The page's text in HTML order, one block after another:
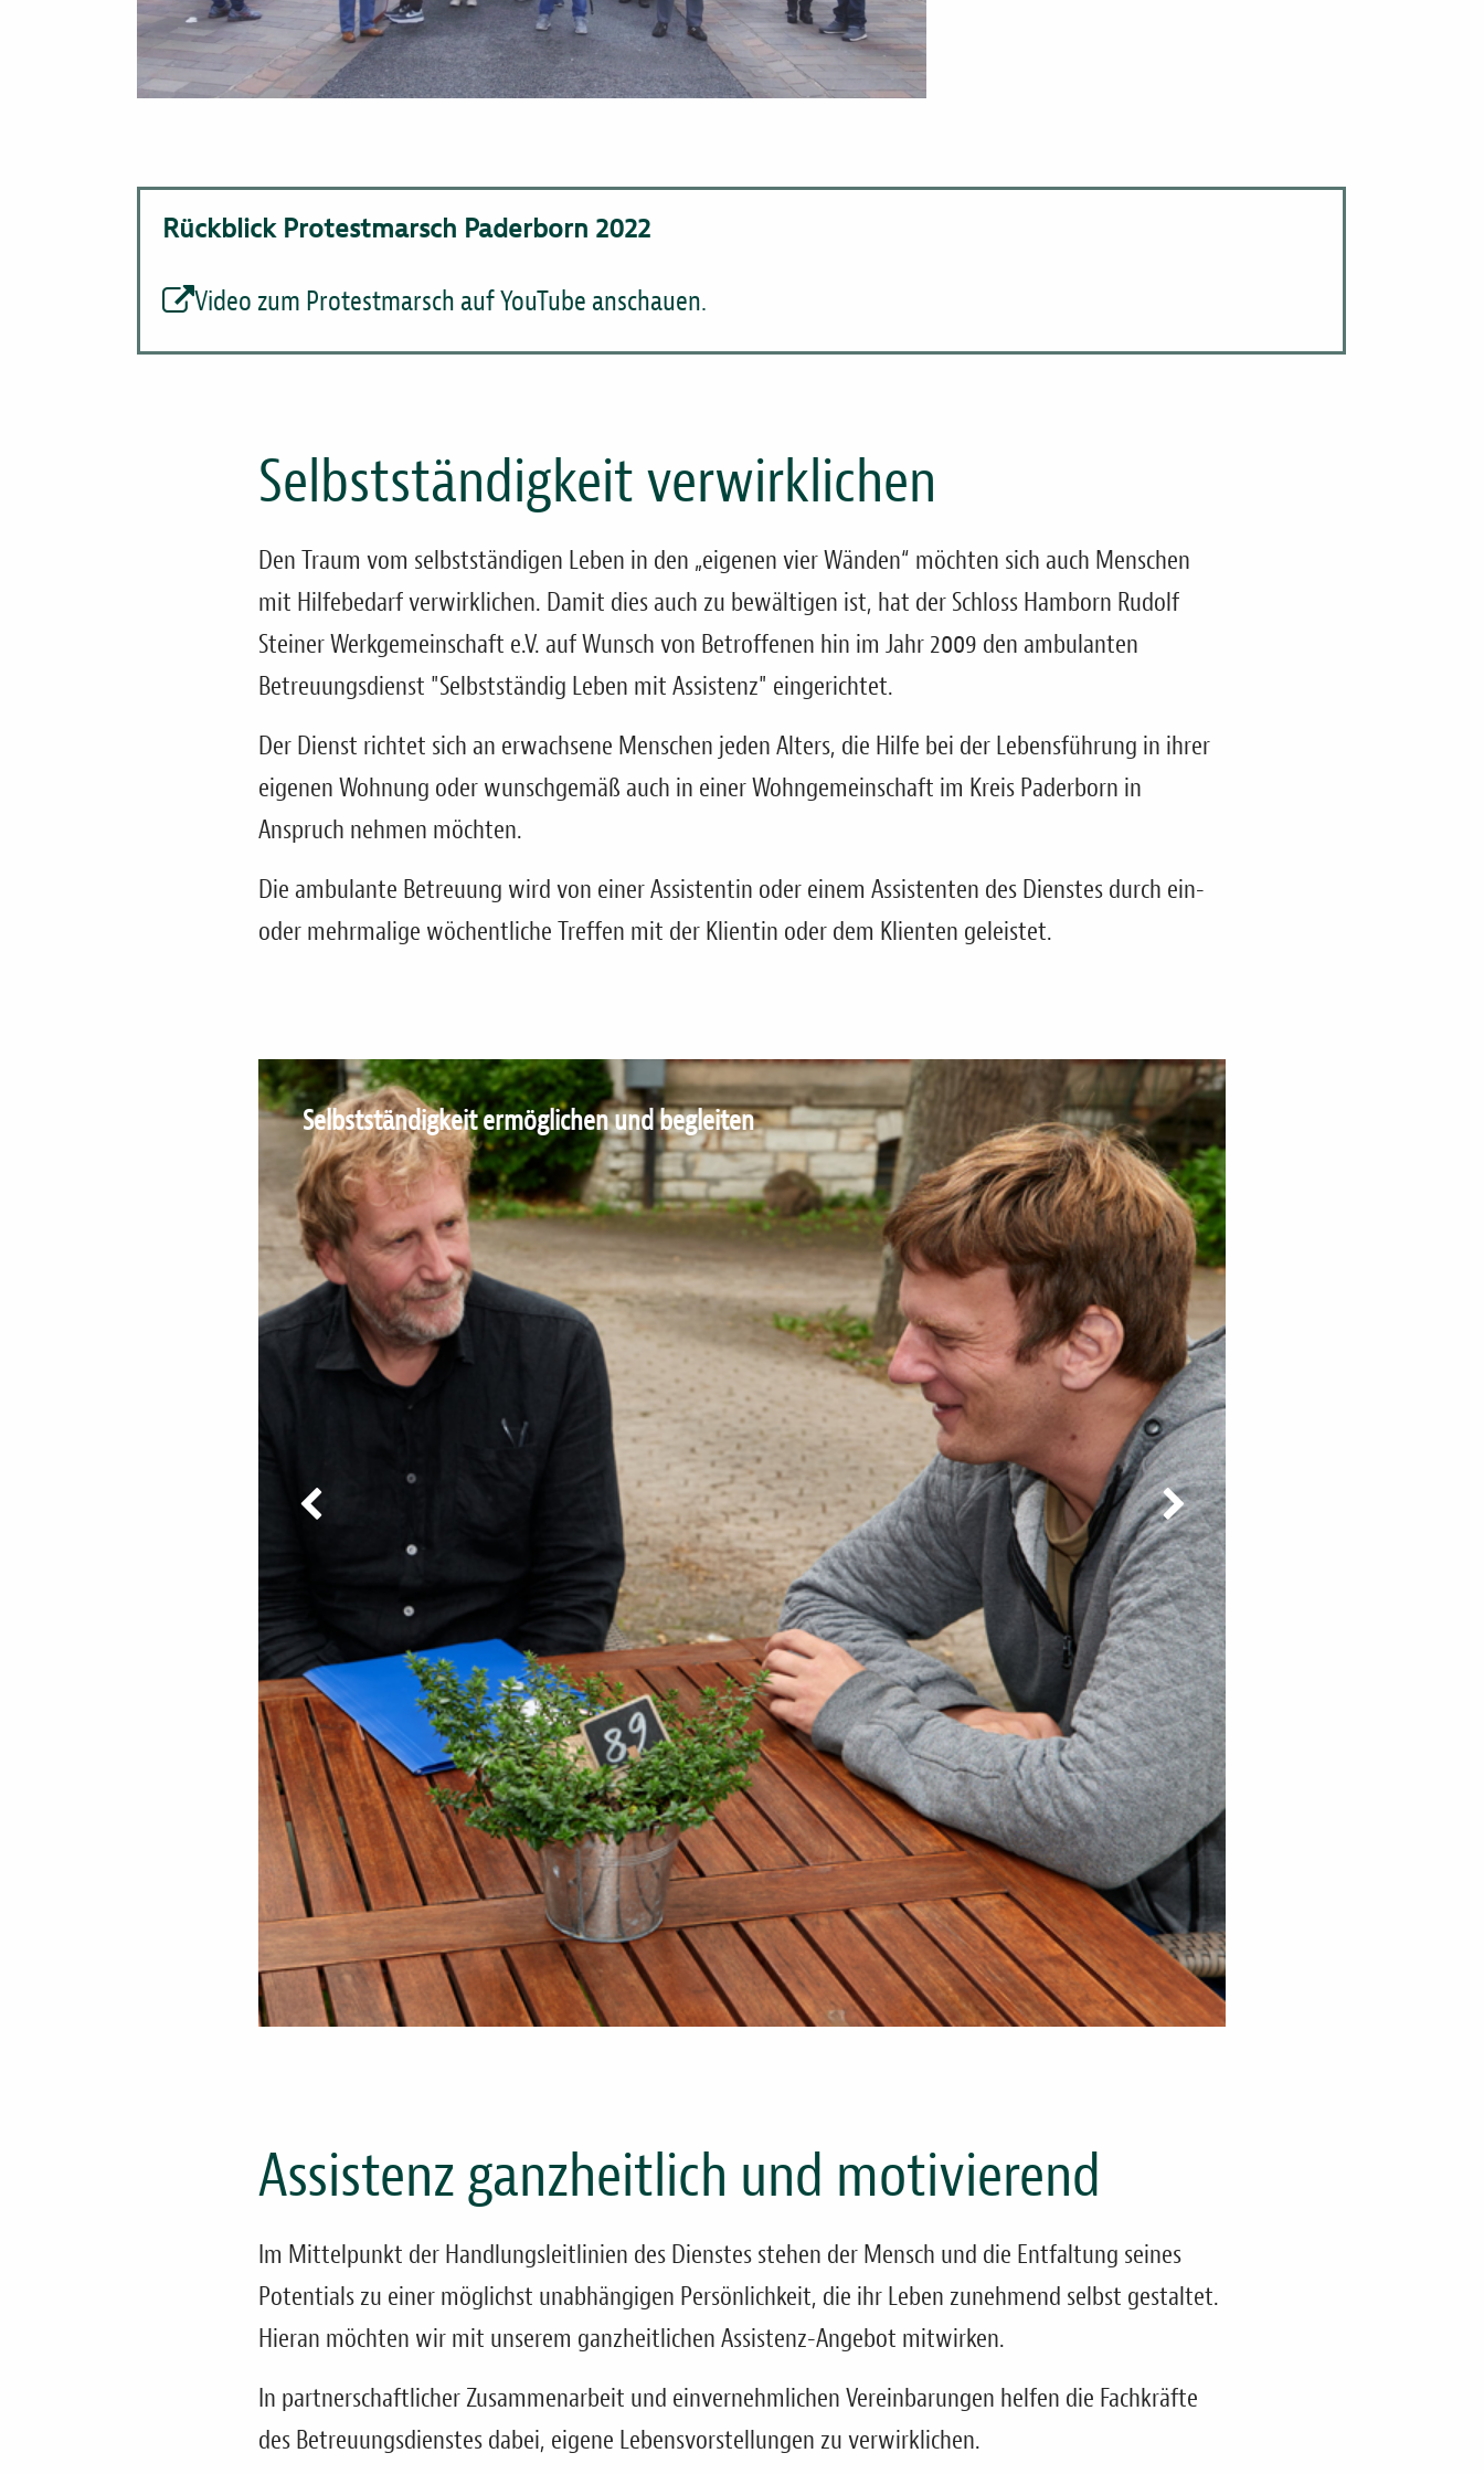
Rückblick Protestmarsch Paderborn 2022
Video zum Protestmarsch auf YouTube anschauen.
Selbstständigkeit verwirklichen
Den Traum vom selbstständigen Leben in den „eigenen vier Wänden“ möchten sich auch Menschen
mit Hilfebedarf verwirklichen. Damit dies auch zu bewältigen ist, hat der Schloss Hamborn Rudolf
Steiner Werkgemeinschaft e.V. auf Wunsch von Betroffenen hin im Jahr 2009 den ambulanten
Betreuungsdienst "Selbstständig Leben mit Assistenz" eingerichtet.
Der Dienst richtet sich an erwachsene Menschen jeden Alters, die Hilfe bei der Lebensführung in ihrer
eigenen Wohnung oder wunschgemäß auch in einer Wohngemeinschaft im Kreis Paderborn in
Anspruch nehmen möchten.
Die ambulante Betreuung wird von einer Assistentin oder einem Assistenten des Dienstes durch ein-
oder mehrmalige wöchentliche Treffen mit der Klientin oder dem Klienten geleistet.
Selbstständigkeit ermöglichen und begleiten
vorheriges Bild nächstes Bild
Assistenz ganzheitlich und motivierend
Im Mittelpunkt der Handlungsleitlinien des Dienstes stehen der Mensch und die Entfaltung seines
Potentials zu einer möglichst unabhängigen Persönlichkeit, die ihr Leben zunehmend selbst gestaltet.
Hieran möchten wir mit unserem ganzheitlichen Assistenz-Angebot mitwirken.
In partnerschaftlicher Zusammenarbeit und einvernehmlichen Vereinbarungen helfen die Fachkräfte
des Betreuungsdienstes dabei, eigene Lebensvorstellungen zu verwirklichen.